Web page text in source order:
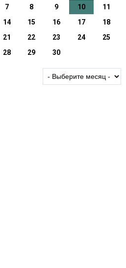
7
8 9 10 11
14
15 16 17 18
21
22 23 24 25
28
29 30